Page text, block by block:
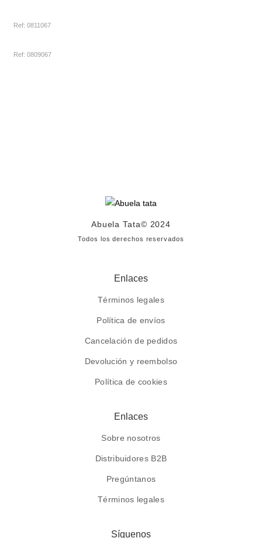
Ref: 0811067
Ref: 0809067
Abuela Tata© 2024
Todos los derechos reservados
Enlaces
Términos legales
Política de envíos
Cancelación de pedidos
Devolución y reembolso
Política de cookies
Enlaces
Sobre nosotros
Distribuidores B2B
Pregúntanos
Términos legales
Síguenos